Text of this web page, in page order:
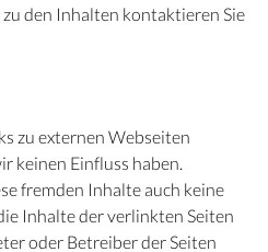
den Inhalten kontaktieren Sie
zu externen Webseiten
keinen Einfluss haben.
fremden Inhalte auch keine
Inhalte der verlinkten Seiten
oder Betreiber der Seiten